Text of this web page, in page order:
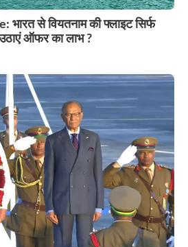
से वियतनाम की फ्लाइट सिर्फ
ऑफर का लाभ ?